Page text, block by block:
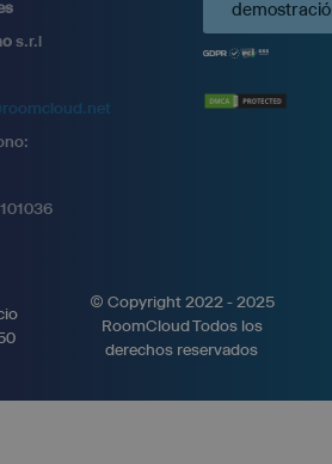
s.r.l
© Copyright 2022 - 2025
RoomCloud Todos los
derechos reservados